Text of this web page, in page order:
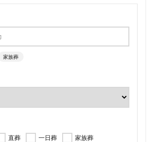
家族葬
直葬 一日葬
家族葬